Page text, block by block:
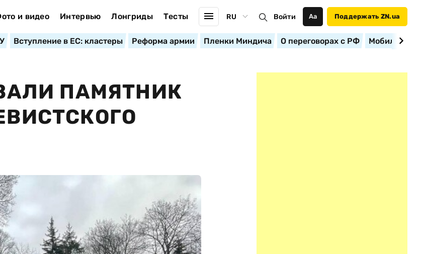
и видео Интервью Лонгриды Тесты RU Войти Аа Поддержать ZN.ua
Вступление в ЕС: кластеры Реформа армии Пленки Миндича О переговорах с РФ
ПАМЯТНИК